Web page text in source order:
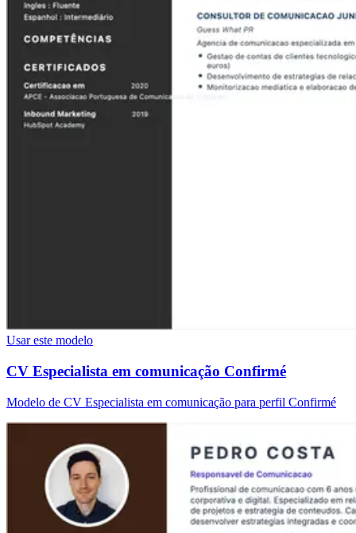
Usar este modelo
CV Especialista em comunicação Confirmé
Modelo de CV Especialista em comunicação para perfil Confirmé